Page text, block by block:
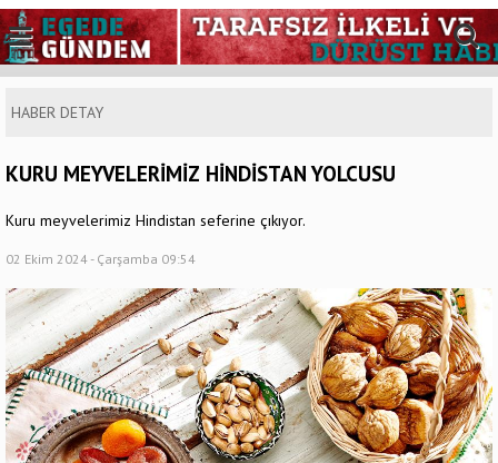
HABER DETAY
KURU MEYVELERİMİZ HİNDİSTAN YOLCUSU
Kuru meyvelerimiz Hindistan seferine çıkıyor.
02 Ekim 2024 - Çarşamba 09:54